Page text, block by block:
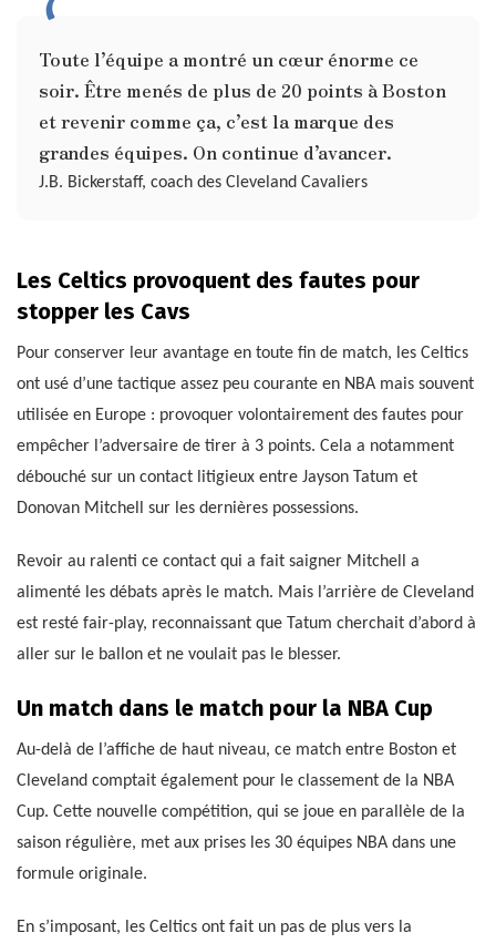
Toute l’équipe a montré un cœur énorme ce
soir. Être menés de plus de 20 points à Boston
et revenir comme ça, c’est la marque des
grandes équipes. On continue d’avancer.
J.B. Bickerstaff, coach des Cleveland Cavaliers
Les Celtics provoquent des fautes pour
stopper les Cavs
Pour conserver leur avantage en toute fin de match, les Celtics
ont usé d’une tactique assez peu courante en NBA mais souvent
utilisée en Europe : provoquer volontairement des fautes pour
empêcher l’adversaire de tirer à 3 points. Cela a notamment
débouché sur un contact litigieux entre Jayson Tatum et
Donovan Mitchell sur les dernières possessions.
Revoir au ralenti ce contact qui a fait saigner Mitchell a
alimenté les débats après le match. Mais l’arrière de Cleveland
est resté fair-play, reconnaissant que Tatum cherchait d’abord à
aller sur le ballon et ne voulait pas le blesser.
Un match dans le match pour la NBA Cup
Au-delà de l’affiche de haut niveau, ce match entre Boston et
Cleveland comptait également pour le classement de la NBA
Cup. Cette nouvelle compétition, qui se joue en parallèle de la
saison régulière, met aux prises les 30 équipes NBA dans une
formule originale.
En s’imposant, les Celtics ont fait un pas de plus vers la